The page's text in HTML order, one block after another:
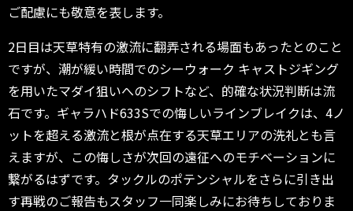
ご配慮にも敬意を表します。
2日目は天草特有の激流に翻弄される場面もあったとのこと
ですが、潮が緩い時間でのシーウォーク キャストジギング
を用いたマダイ狙いへのシフトなど、的確な状況判断は流
石です。ギャラハド633Sでの悔しいラインブレイクは、4ノ
ットを超える激流と根が点在する天草エリアの洗礼とも言
えますが、この悔しさが次回の遠征へのモチベーションに
繋がるはずです。タックルのポテンシャルをさらに引き出
す再戦のご報告もスタッフ一同楽しみにお待ちしておりま